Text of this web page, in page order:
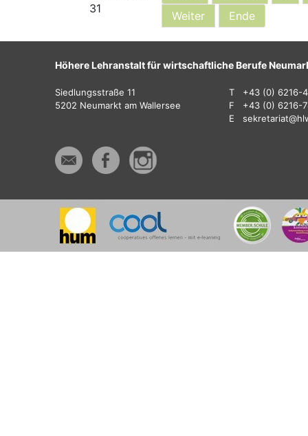
31
Weiter
Ende
Höhere Lehranstalt für wirtschaftliche Berufe
Siedlungsstraße 11
5202 Neumarkt am Wallersee
T
+43 (0) 6216-
F
+43 (0) 6216-
E